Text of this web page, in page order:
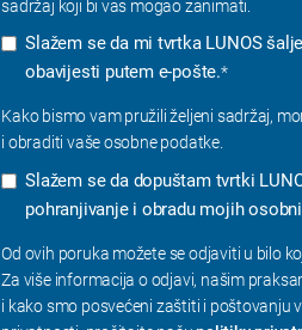
sadržaj koji bi vas mogao zanimati.
Slažem se da mi tvrtka LUNOS
obavijesti putem e-pošte.*
Kako bismo vam pružili željeni sadržaj,
i obraditi vaše osobne podatke.
Slažem se da dopuštam tvrtki
pohranjivanje i obradu mojih
Od ovih poruka možete se odjaviti u bilo
Za više informacija o odjavi, našim
i kako smo posvećeni zaštiti i poštovanju